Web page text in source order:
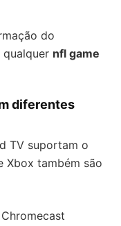
do
qualquer nfl game
diferentes
TV suportam o
Xbox também são